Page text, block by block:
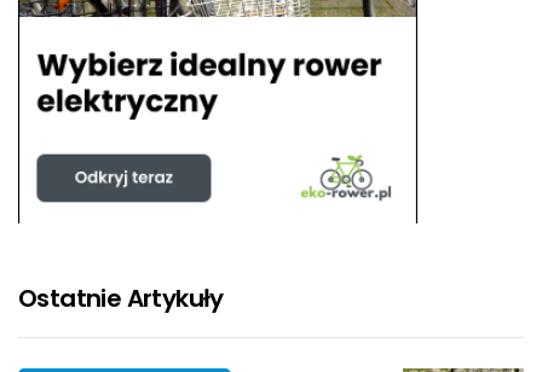
Ostatnie Artykuły